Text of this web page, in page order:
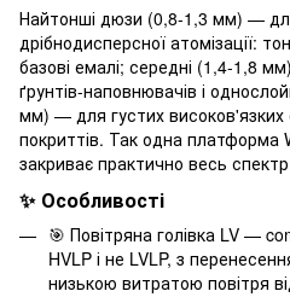
Найтонші дюзи (0,8-1,3 мм) —
дрібнодисперсної атомізації:
базові емалі; середні (1,4-1,8
ґрунтів-наповнювачів і
мм) — для густих високов'язких
покриттів. Так одна платформа
закриває практично весь
✨ Особливості
🎯 Повітряна голівка LV —
HVLP і не LVLP, з
низькою витратою повітря